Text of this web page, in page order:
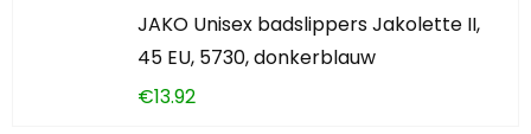
JAKO Unisex badslippers Jakolette II,
45 EU, 5730, donkerblauw
€13.92